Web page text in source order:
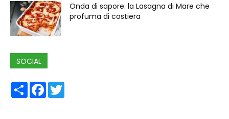
Onda di sapore: la Lasagna di Mare che
profuma di costiera
SOCIAL
ShareFacebook